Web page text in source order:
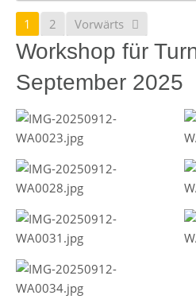
1 2 Vorwärts
Workshop für
September 2025